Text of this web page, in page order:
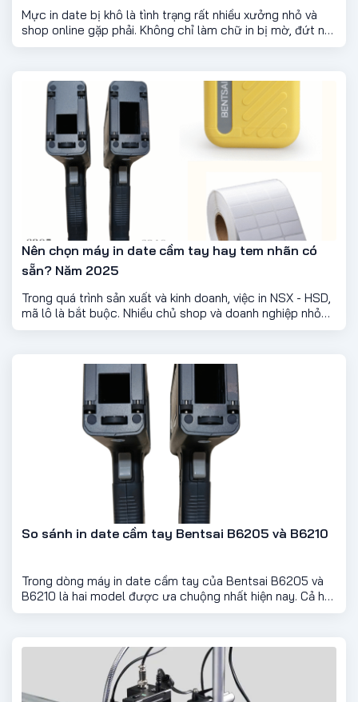
Mực in date bị khô là tình trạng rất nhiều xưởng nhỏ và
shop online gặp phải. Không chỉ làm chữ in bị mờ, đứt nét
mà còn có thể gây tắc đầu in, khiến bạn phải thay mực
in? Dưới đây là những nguyên tắc quan trọng bạn nên
Nên chọn máy in date cầm tay hay tem nhãn có
sẵn? Năm 2025
Trong quá trình sản xuất và kinh doanh, việc in NSX - HSD,
mã lô là bắt buộc. Nhiều chủ shop và doanh nghiệp nhỏ
thường băn khoăn: nên chọn máy in date cầm tay hay
So sánh in date cầm tay Bentsai B6205 và B6210
Trong dòng máy in date cầm tay của Bentsai B6205 và
B6210 là hai model được ưa chuộng nhất hiện nay. Cả hai
đều sở hữu thiết kế nhỏ gọn, công nghệ in TIJ hiện đại, in